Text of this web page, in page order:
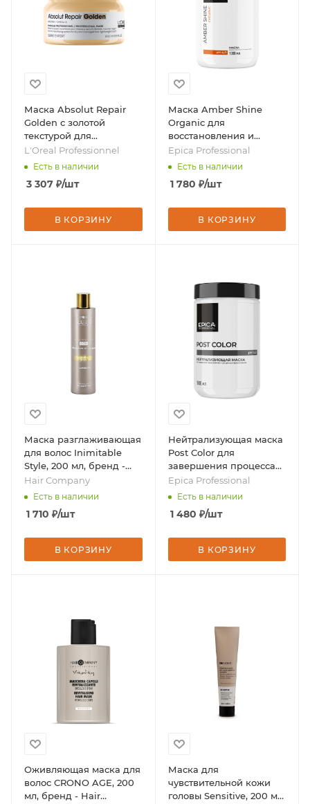
Маска Absolut Repair
Golden с золотой
текстурой для
восстановления
поврежденных волос,
Professionnel
L'Oreal Professionnel
Есть в наличии
3 307 ₽/шт
В КОРЗИНУ
Маска Amber Shine
Organic для
восстановления и
питания волос, 1000 мл,
бренд - Epica
Epica Professional
Есть в наличии
1 780 ₽/шт
В КОРЗИНУ
Маска разглаживающая
для волос Inimitable
Style, 200 мл, бренд -
Hair Company
Hair Company
Есть в наличии
1 710 ₽/шт
В КОРЗИНУ
Нейтрализующая маска
Post Color для
завершения процесса
окрашивания, 1000 мл,
бренд - Epica
Epica Professional
Есть в наличии
1 480 ₽/шт
В КОРЗИНУ
Оживляющая маска для
волос CRONO AGE, 200
мл, бренд - Hair
Маска для
чувствительной кожи
головы Sensitive, 200 мл,